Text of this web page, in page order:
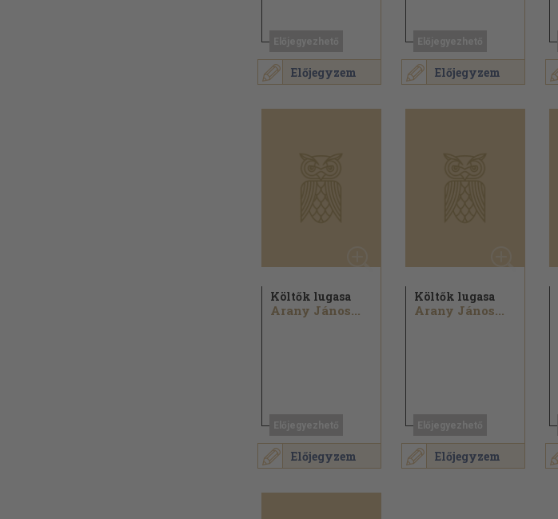
Előjegyzem Előjegyzem
Előjegyzem
Költők lugasa
Arany János...
Előjegyzem
Költők lugasa
Arany János...